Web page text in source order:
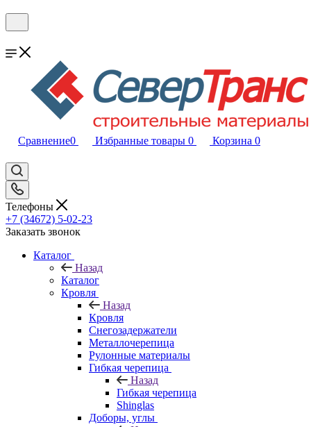
Сравнение0 Избранные товары 0 Корзина 0
Телефоны
+7 (34672) 5-02-23
Заказать звонок
Каталог
Назад
Каталог
Кровля
Назад
Кровля
Снегозадержатели
Металлочерепица
Рулонные материалы
Гибкая черепица
Назад
Гибкая черепица
Shinglas
Доборы, углы